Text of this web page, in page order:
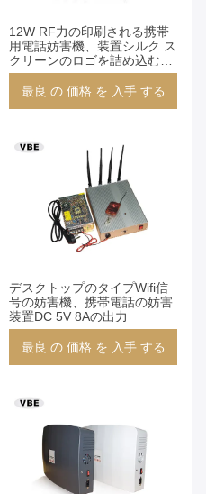
12W RF力の印刷される携帯
用電話妨害機、装置シルク ス
クリーンのロゴを詰め込む携
帯電話
最良 の 価格 を 入手 する
デスクトップのタイプWifi信
号の妨害機、携帯電話の妨害
装置DC 5V 8Aの出力
最良 の 価格 を 入手 する